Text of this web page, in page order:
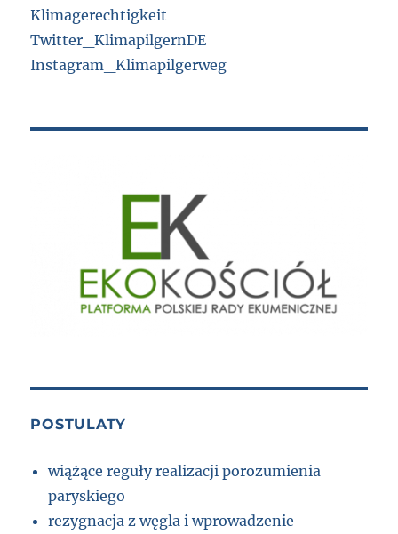
Klimagerechtigkeit
Twitter_KlimapilgernDE
Instagram_Klimapilgerweg
POSTULATY
wiążące reguły realizacji porozumienia
paryskiego
rezygnacja z węgla i wprowadzenie